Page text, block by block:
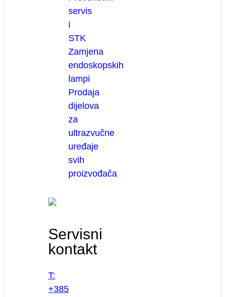
servis
i
STK
Zamjena
endoskopskih
lampi
Prodaja
dijelova
za
ultrazvučne
uređaje
svih
proizvođača
Servisni
kontakt
T:
+385